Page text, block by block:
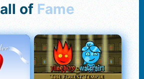
Hall of Fame